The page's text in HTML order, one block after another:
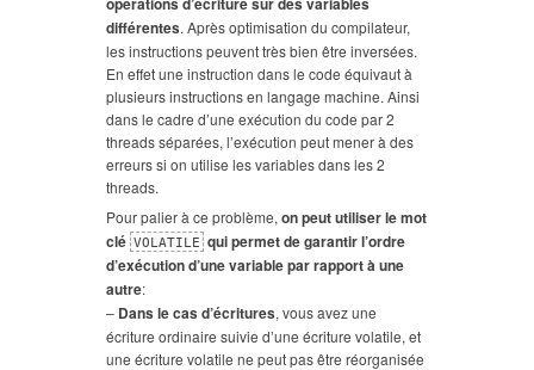
différentes. Après optimisation du compilateur,
les instructions peuvent très bien être inversées.
En effet une instruction dans le code équivaut à
plusieurs instructions en langage machine. Ainsi
dans le cadre d’une exécution du code par 2
threads séparées, l’exécution peut mener à des
erreurs si on utilise les variables dans les 2
threads.
Pour palier à ce problème, on peut utiliser le mot
clé VOLATILE qui permet de garantir l’ordre
d’exécution d’une variable par rapport à une
autre:
– Dans le cas d’écritures, vous avez une
écriture ordinaire suivie d’une écriture volatile, et
une écriture volatile ne peut pas être réorganisée